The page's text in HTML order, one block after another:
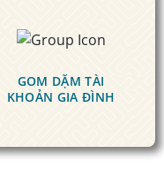
GOM DẶMTÀI
KHOẢN GIA ĐÌNH